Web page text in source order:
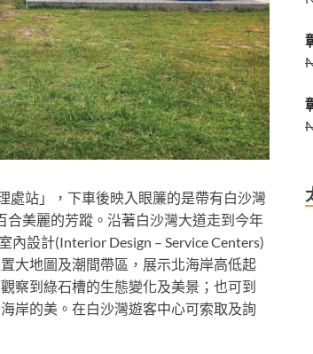
處站」，下車後映入眼簾的是帶有白沙灣
美麗的芳蹤。沿著白沙灣大道走到今年
內設計(Interior Design – Service Centers)
大地圖及潮間帶區，展示北海岸高低起
察到綠石槽的生態變化及美景；也可到
岸的美。在白沙灣遊客中心可索取及詢